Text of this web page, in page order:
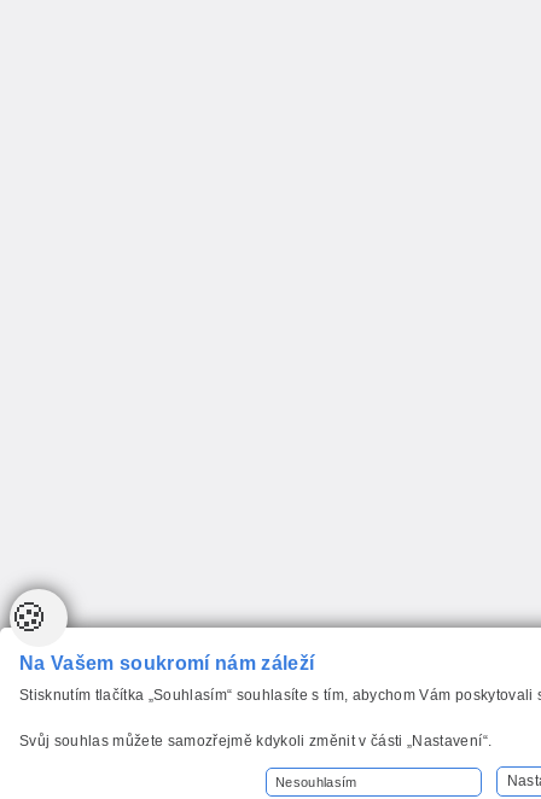
🍪
Na Vašem soukromí nám záleží
Stisknutím tlačítka „Souhlasím“ souhlasíte s tím, abychom Vám
Svůj souhlas můžete samozřejmě kdykoli změnit v části „Nastavení“.
Nesouhlasím